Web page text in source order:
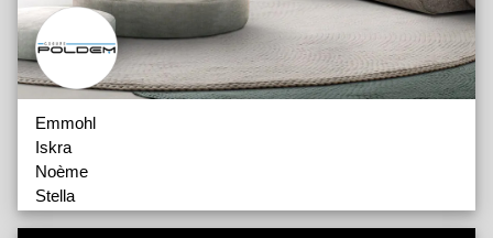
Emmohl
Iskra
Noème
Stella